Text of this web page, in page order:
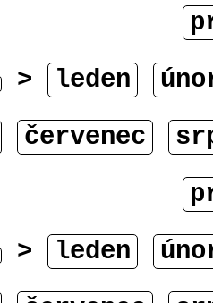
> leden
červenec
> leden